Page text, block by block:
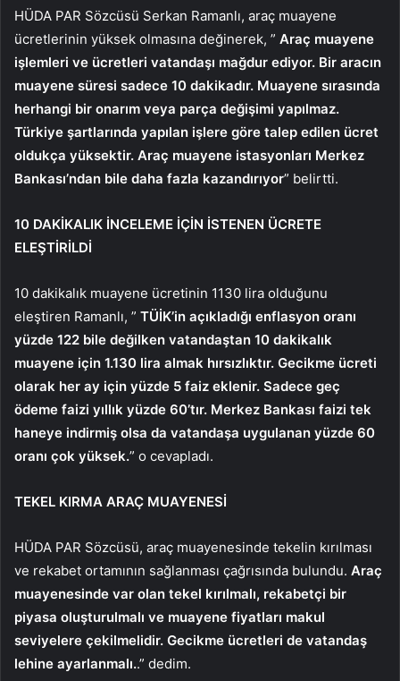
HÜDA PAR Sözcüsü Serkan Ramanlı, araç muayene
ücretlerinin yüksek olmasına değinerek, ” Araç muayene
işlemleri ve ücretleri vatandaşı mağdur ediyor. Bir aracın
muayene süresi sadece 10 dakikadır. Muayene sırasında
herhangi bir onarım veya parça değişimi yapılmaz.
Türkiye şartlarında yapılan işlere göre talep edilen ücret
oldukça yüksektir. Araç muayene istasyonları Merkez
Bankası’ndan bile daha fazla kazandırıyor” belirtti.
10 DAKİKALIK İNCELEME İÇİN İSTENEN ÜCRETE
ELEŞTİRİLDİ
10 dakikalık muayene ücretinin 1130 lira olduğunu
eleştiren Ramanlı, ” TÜİK’in açıkladığı enflasyon oranı
yüzde 122 bile değilken vatandaştan 10 dakikalık
muayene için 1.130 lira almak hırsızlıktır. Gecikme ücreti
olarak her ay için yüzde 5 faiz eklenir. Sadece geç
ödeme faizi yıllık yüzde 60’tır. Merkez Bankası faizi tek
haneye indirmiş olsa da vatandaşa uygulanan yüzde 60
oranı çok yüksek.” o cevapladı.
TEKEL KIRMA ARAÇ MUAYENESİ
HÜDA PAR Sözcüsü, araç muayenesinde tekelin kırılması
ve rekabet ortamının sağlanması çağrısında bulundu. Araç
muayenesinde var olan tekel kırılmalı, rekabetçi bir
piyasa oluşturulmalı ve muayene fiyatları makul
seviyelere çekilmelidir. Gecikme ücretleri de vatandaş
lehine ayarlanmalı..” dedim.